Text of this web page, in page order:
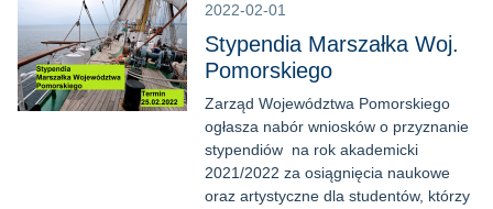
2022-02-01
Stypendia Marszałka Woj.
Pomorskiego
Zarząd Województwa Pomorskiego
ogłasza nabór wniosków o przyznanie
stypendiów na rok akademicki
2021/2022 za osiągnięcia naukowe
oraz artystyczne dla studentów, którzy